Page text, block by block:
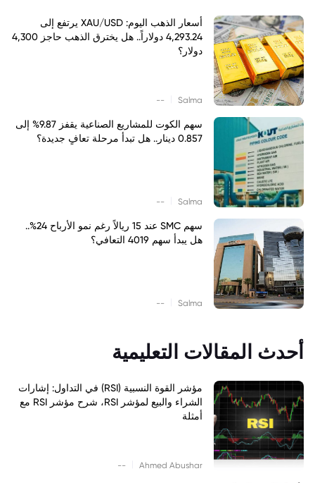
أسعار الذهب اليوم: XAU/USD يرتفع إلى
4,293.24 دولاراً.. هل يخترق الذهب حاجز 4,300
دولار؟
Salma
--
سهم الكوت للمشاريع الصناعية يقفز 9.87% إلى
0.857 دينار.. هل تبدأ مرحلة تعافٍ جديدة؟
Salma
--
سهم SMC عند 15 ريالاً رغم نمو الأرباح 24%..
هل يبدأ سهم 4019 التعافي؟
Salma
--
أحدث المقالات التعليمية
مؤشر القوة النسبية (RSI) في التداول: إشارات
الشراء والبيع لمؤشر RSI، شرح مؤشر RSI مع
أمثلة
Ahmed Abushar
--